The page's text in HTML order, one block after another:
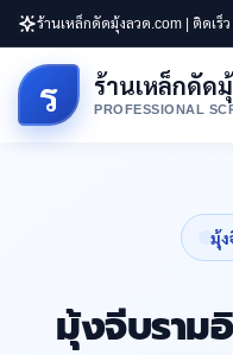
ร้านเหล็กดัดมุ้งลวด.com | ติดเ
ร ร้านเหล็กดัด
PROFESSIONAL
มุ้
มุ้งจีบราม